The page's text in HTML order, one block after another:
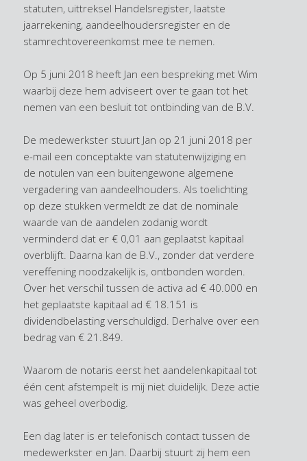
statuten, uittreksel Handelsregister, laatste
jaarrekening, aandeelhoudersregister en de
stamrechtovereenkomst mee te nemen.
Op 5 juni 2018 heeft Jan een bespreking met Wim
waarbij deze hem adviseert over te gaan tot het
nemen van een besluit tot ontbinding van de B.V.
De medewerkster stuurt Jan op 21 juni 2018 per
e-mail een conceptakte van statutenwijziging en
de notulen van een buitengewone algemene
vergadering van aandeelhouders. Als toelichting
op deze stukken vermeldt ze dat de nominale
waarde van de aandelen zodanig wordt
verminderd dat er € 0,01 aan geplaatst kapitaal
overblijft. Daarna kan de B.V., zonder dat verdere
vereffening noodzakelijk is, ontbonden worden.
Over het verschil tussen de activa ad € 40.000 en
het geplaatste kapitaal ad € 18.151 is
dividendbelasting verschuldigd. Derhalve over een
bedrag van € 21.849.
Waarom de notaris eerst het aandelenkapitaal tot
één cent afstempelt is mij niet duidelijk. Deze actie
was geheel overbodig.
Een dag later is er telefonisch contact tussen de
medewerkster en Jan. Daarbij stuurt zij hem een